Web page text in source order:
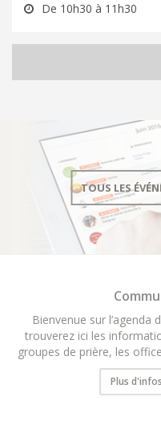
De 10h30 à 11h30
TOUS LES
Bienvenue sur l’agenda
trouverez ici les
groupes de prière, les
Plus